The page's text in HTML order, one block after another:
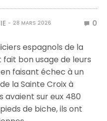
28 MARS 2026 0
espagnols de la
bon usage de leurs
faisant échec à un
la Sainte Croix à
avaient sur eux 480
de biche, ils ont